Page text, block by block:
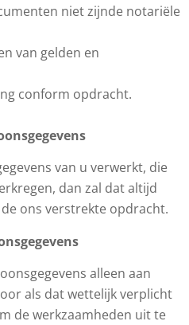
niet zijnde notariële
van gelden en
conform opdracht.
van u verwerkt, die
dan zal dat altijd
ons verstrekte opdracht.
alleen aan
als dat wettelijk verplicht
de werkzaamheden uit te